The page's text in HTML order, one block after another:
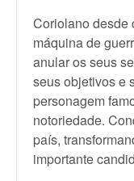
Coriolano desde
máquina de
anular os seus
seus objetivos e
personagem
notoriedade.
país,
importante